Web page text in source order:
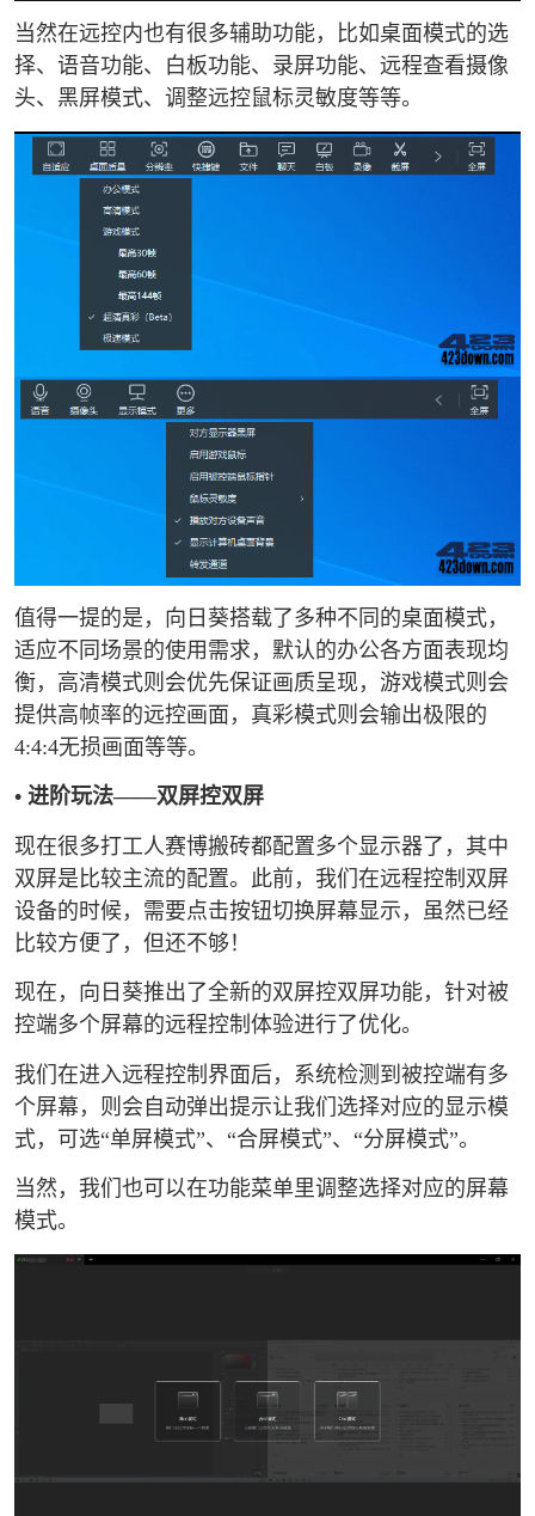
当然在远控内也有很多辅助功能，比如桌面模式的选
择、语音功能、白板功能、录屏功能、远程查看摄像
头、黑屏模式、调整远控鼠标灵敏度等等。
值得一提的是，向日葵搭载了多种不同的桌面模式，
适应不同场景的使用需求，默认的办公各方面表现均
衡，高清模式则会优先保证画质呈现，游戏模式则会
提供高帧率的远控画面，真彩模式则会输出极限的
4:4:4无损画面等等。
• 进阶玩法——双屏控双屏
现在很多打工人赛博搬砖都配置多个显示器了，其中
双屏是比较主流的配置。此前，我们在远程控制双屏
设备的时候，需要点击按钮切换屏幕显示，虽然已经
比较方便了，但还不够！
现在，向日葵推出了全新的双屏控双屏功能，针对被
控端多个屏幕的远程控制体验进行了优化。
我们在进入远程控制界面后，系统检测到被控端有多
个屏幕，则会自动弹出提示让我们选择对应的显示模
式，可选“单屏模式”、“合屏模式”、“分屏模式”。
当然，我们也可以在功能菜单里调整选择对应的屏幕
模式。